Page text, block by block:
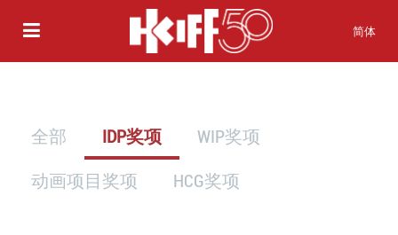
简体
全部 IDP奖项
WIP奖项
动画项目奖项
HCG奖项